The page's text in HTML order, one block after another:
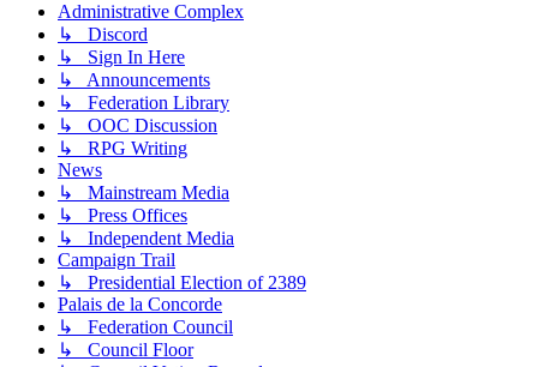
Administrative Complex
↳ Discord
↳ Sign In Here
↳ Announcements
↳ Federation Library
↳ OOC Discussion
↳ RPG Writing
News
↳ Mainstream Media
↳ Press Offices
↳ Independent Media
Campaign Trail
↳ Presidential Election of 2389
Palais de la Concorde
↳ Federation Council
↳ Council Floor